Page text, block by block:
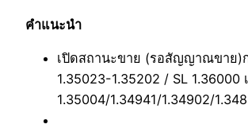
คำแนะนำ
เปิดสถานะขาย (รอสัญญาณขาย)
1.35023-1.35202 / SL 1.36000
1.35004/1.34941/1.34902/